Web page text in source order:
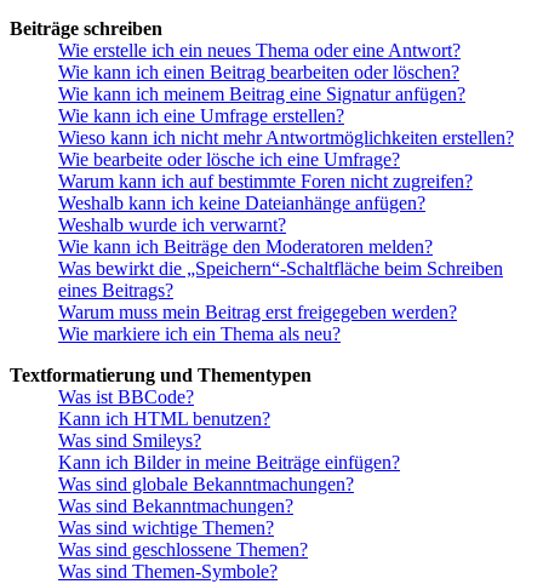
Beiträge schreiben
Wie erstelle ich ein neues Thema oder eine Antwort?
Wie kann ich einen Beitrag bearbeiten oder löschen?
Wie kann ich meinem Beitrag eine Signatur anfügen?
Wie kann ich eine Umfrage erstellen?
Wieso kann ich nicht mehr Antwortmöglichkeiten erstellen?
Wie bearbeite oder lösche ich eine Umfrage?
Warum kann ich auf bestimmte Foren nicht zugreifen?
Weshalb kann ich keine Dateianhänge anfügen?
Weshalb wurde ich verwarnt?
Wie kann ich Beiträge den Moderatoren melden?
Was bewirkt die „Speichern“-Schaltfläche beim Schreiben
eines Beitrags?
Warum muss mein Beitrag erst freigegeben werden?
Wie markiere ich ein Thema als neu?
Textformatierung und Thementypen
Was ist BBCode?
Kann ich HTML benutzen?
Was sind Smileys?
Kann ich Bilder in meine Beiträge einfügen?
Was sind globale Bekanntmachungen?
Was sind Bekanntmachungen?
Was sind wichtige Themen?
Was sind geschlossene Themen?
Was sind Themen-Symbole?